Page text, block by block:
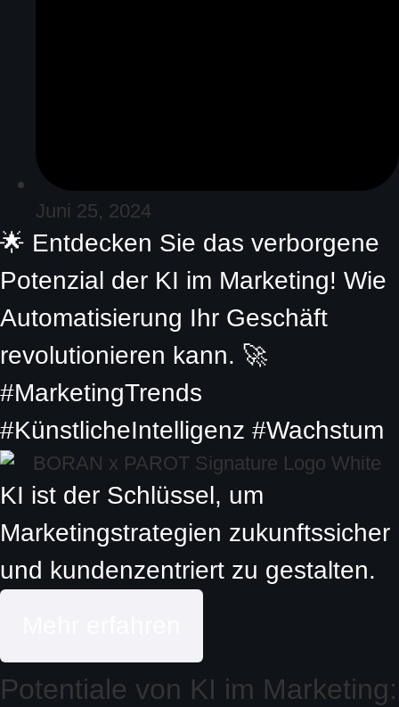
Juni 25, 2024
🌟 Entdecken Sie das verborgene
Potenzial der KI im Marketing! Wie
Automatisierung Ihr Geschäft
revolutionieren kann. 🚀
#MarketingTrends
#KünstlicheIntelligenz #Wachstum
KI ist der Schlüssel, um
Marketingstrategien zukunftssicher
und kundenzentriert zu gestalten.
Potentiale von KI im Marketing: